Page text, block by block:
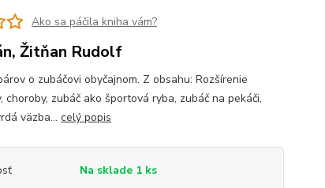
Ako sa páčila kniha vám?
Žitňan Rudolf
o zubáčovi obyčajnom. Z obsahu: Rozšírenie
choroby, zubáč ako športová ryba, zubáč na pekáči,
väzba... celý popis
Na sklade 1 ks